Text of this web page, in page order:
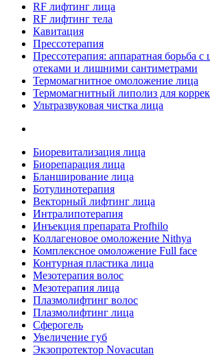
RF лифтинг лица
RF лифтинг тела
Кавитация
Прессотерапия
Прессотерапия: аппаратная борьба
отеками и лишними сантиметрами
Термомагнитное омоложение лица
Термомагнитный липолиз для
Ультразвуковая чистка лица
Биоревитализация лица
Биорепарация лица
Бланширование лица
Ботулинотерапия
Векторный лифтинг лица
Интралипотерапия
Инъекция препарата Profhilo
Коллагеновое омоложение Nithya
Комплексное омоложение Full face
Контурная пластика лица
Мезотерапия волос
Мезотерапия лица
Плазмолифтинг волос
Плазмолифтинг лица
Сферогель
Увеличение губ
Экзопротектор Novacutan